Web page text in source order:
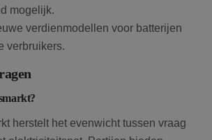
mogelijk.
verdienmodellen voor batterijen
verbruikers.
herstelt het evenwicht tussen vraag